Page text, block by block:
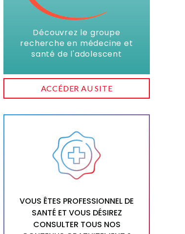
Découvrez le groupe
recherche en médecine et
santé de l'adolescent
ACCÉDER AU SITE
VOUS ÊTES PROFESSIONNEL DE
SANTÉ ET VOUS DÉSIREZ
CONSULTER TOUS NOS